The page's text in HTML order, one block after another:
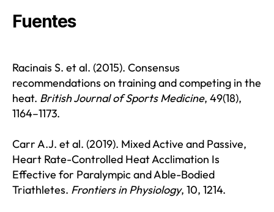
Fuentes
Racinais S. et al. (2015). Consensus
recommendations on training and competing in the
heat. British Journal of Sports Medicine, 49(18),
1164–1173.
Carr A.J. et al. (2019). Mixed Active and Passive,
Heart Rate-Controlled Heat Acclimation Is
Effective for Paralympic and Able-Bodied
Triathletes. Frontiers in Physiology, 10, 1214.